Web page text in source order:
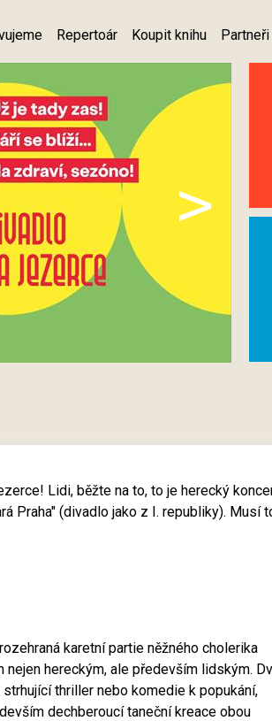
Repertoár Koupit knihu Partneři
>
Lidi, běžte na to, to je herecký
Praha" (divadlo jako z I. republiky). Musí
karetní partie něžného cholerika
hereckým, ale především lidským.
thriller nebo komedie k popukání,
dechberoucí taneční kreace obou